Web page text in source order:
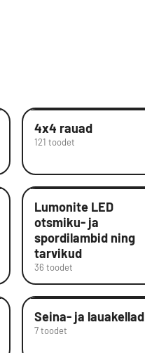
4x4 rauad
121 toodet
Lumonite LED
otsmiku- ja
spordilambid ning
tarvikud
36 toodet
Seina- ja lauakellad
7 toodet